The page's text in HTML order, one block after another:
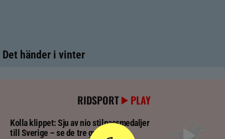
Det händer i vinter
RIDSPORT PLAY
Kolla klippet: Sju av nio stilpassmedaljer
till Sverige – se de tre guldloppen